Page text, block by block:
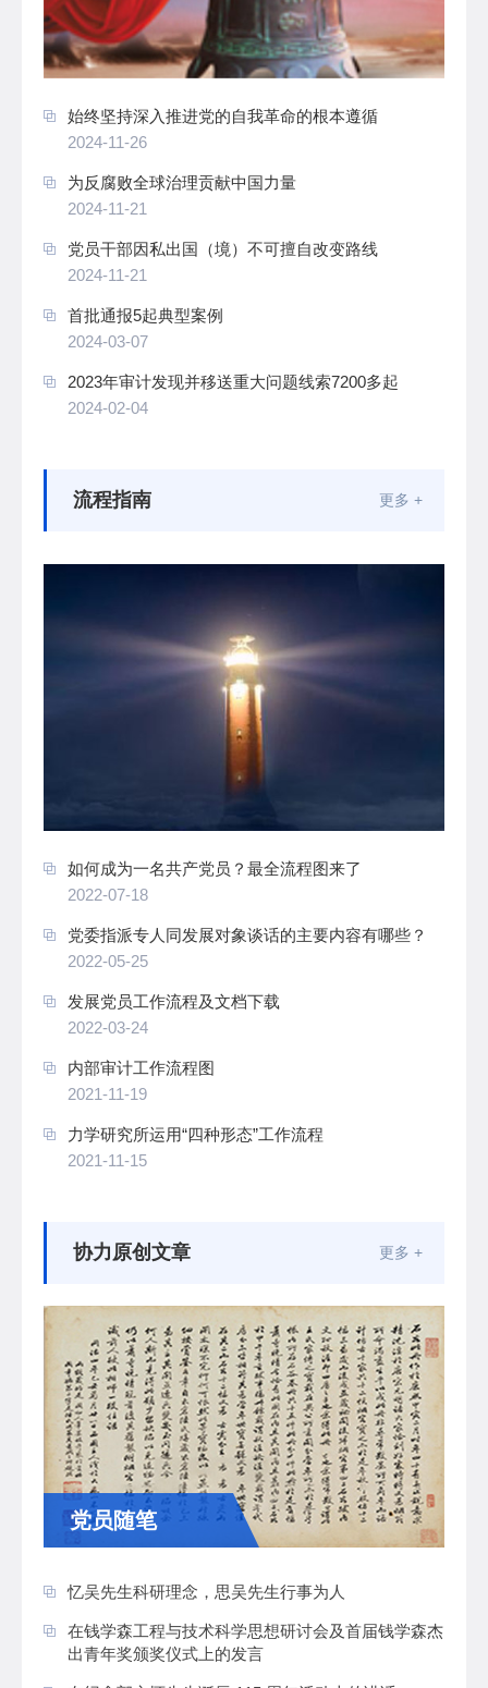
始终坚持深入推进党的自我革命的根本遵循
2024-11-26
为反腐败全球治理贡献中国力量
2024-11-21
党员干部因私出国（境）不可擅自改变路线
2024-11-21
首批通报5起典型案例
2024-03-07
2023年审计发现并移送重大问题线索7200多起
2024-02-04
流程指南 更多 +
如何成为一名共产党员？最全流程图来了
2022-07-18
党委指派专人同发展对象谈话的主要内容有哪些？
2022-05-25
发展党员工作流程及文档下载
2022-03-24
内部审计工作流程图
2021-11-19
力学研究所运用“四种形态”工作流程
2021-11-15
协力原创文章 更多 +
党员随笔
忆吴先生科研理念，思吴先生行事为人
在钱学森工程与技术科学思想研讨会及首届钱学森杰
出青年奖颁奖仪式上的发言